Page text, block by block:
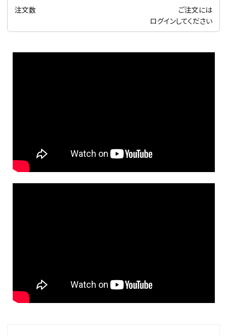
アーチ・トレリス
注文数
ご注文には
ログインしてください